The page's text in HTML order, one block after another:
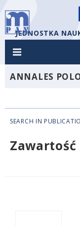
JEDNOSTKA
ANNALES
SEARCH IN